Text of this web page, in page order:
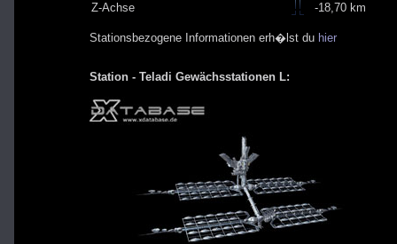
Z-Achse
-18,70 km
Stationsbezogene Informationen erh�lst du hier
Station - Teladi Gewächsstationen L: